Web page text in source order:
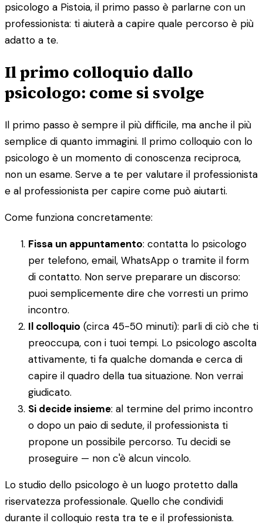
psicologo a Pistoia, il primo passo è parlarne con un
professionista: ti aiuterà a capire quale percorso è più
adatto a te.
Il primo colloquio dallo
psicologo: come si svolge
Il primo passo è sempre il più difficile, ma anche il più
semplice di quanto immagini. Il primo colloquio con lo
psicologo è un momento di conoscenza reciproca,
non un esame. Serve a te per valutare il professionista
e al professionista per capire come può aiutarti.
Come funziona concretamente:
Fissa un appuntamento: contatta lo psicologo
per telefono, email, WhatsApp o tramite il form
di contatto. Non serve preparare un discorso:
puoi semplicemente dire che vorresti un primo
incontro.
Il colloquio (circa 45-50 minuti): parli di ciò che ti
preoccupa, con i tuoi tempi. Lo psicologo ascolta
attivamente, ti fa qualche domanda e cerca di
capire il quadro della tua situazione. Non verrai
giudicato.
Si decide insieme: al termine del primo incontro
o dopo un paio di sedute, il professionista ti
propone un possibile percorso. Tu decidi se
proseguire — non c'è alcun vincolo.
Lo studio dello psicologo è un luogo protetto dalla
riservatezza professionale. Quello che condividi
durante il colloquio resta tra te e il professionista.